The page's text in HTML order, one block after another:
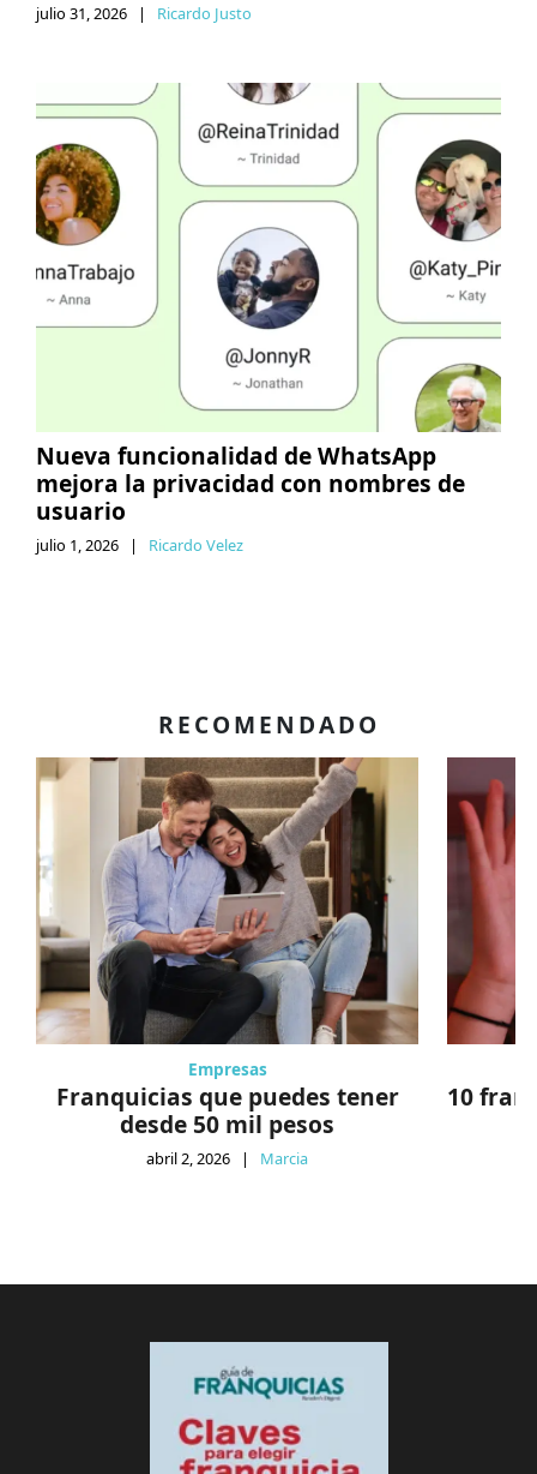
julio 31, 2026 | Ricardo Justo
Nueva funcionalidad de WhatsApp
mejora la privacidad con nombres de
usuario
julio 1, 2026 | Ricardo Velez
RECOMENDADO
Empresas
Franquicias que puedes tener
desde 50 mil pesos
abril 2, 2026 | Marcia
10